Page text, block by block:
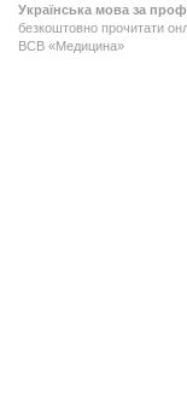
Українська мова за
безкоштовно прочитати
ВСВ «Медицина»